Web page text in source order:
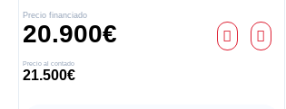
Precio financiado
20.900€
Precio al contado
21.500€